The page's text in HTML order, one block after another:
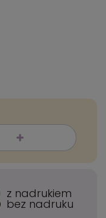
z nadrukiem
bez nadruku